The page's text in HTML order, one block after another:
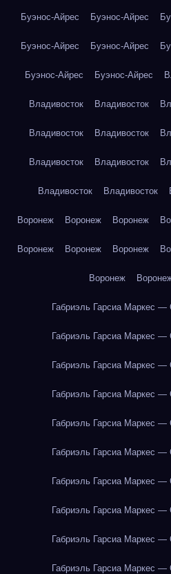
Буэнос-Айрес Буэнос-Айрес
Буэнос-Айрес Буэнос-Айрес
Буэнос-Айрес Буэнос-Айрес
Владивосток Владивосток
Владивосток Владивосток
Владивосток Владивосток
Владивосток Владивосток
Воронеж Воронеж Воронеж
Воронеж Воронеж Воронеж
Воронеж
Габриэль Гарсиа Маркес —
Габриэль Гарсиа Маркес —
Габриэль Гарсиа Маркес —
Габриэль Гарсиа Маркес —
Габриэль Гарсиа Маркес —
Габриэль Гарсиа Маркес —
Габриэль Гарсиа Маркес —
Габриэль Гарсиа Маркес —
Габриэль Гарсиа Маркес —
Габриэль Гарсиа Маркес —